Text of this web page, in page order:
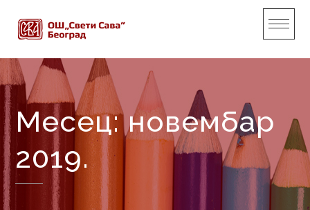
content
Месец:новембар
2019.